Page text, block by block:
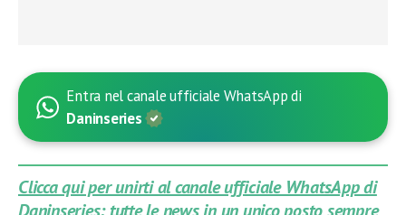
Entra nel canale ufficiale WhatsApp di
Daninseries
Clicca qui per unirti al canale ufficiale WhatsApp di